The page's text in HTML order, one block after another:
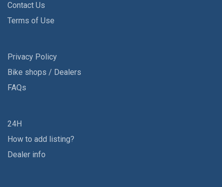
Contact Us
Terms of Use
Privacy Policy
Bike shops / Dealers
FAQs
24H
How to add listing?
Dealer info